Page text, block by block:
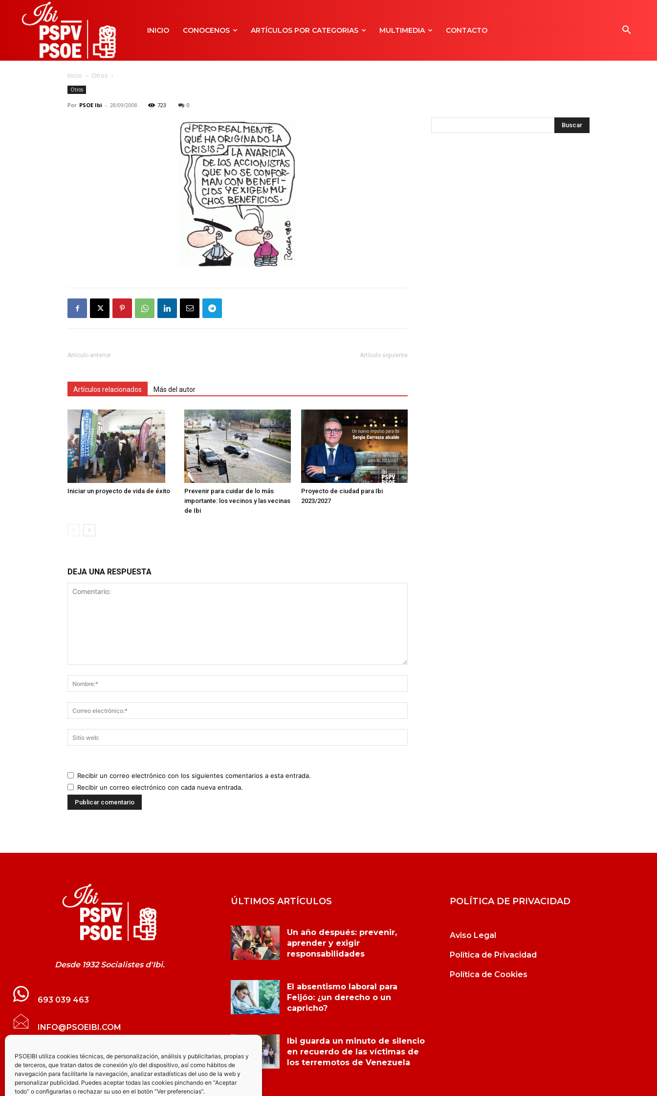
PSOEIBI utiliza cookies técnicas, de personalización, análisis y publicitarias, propias y
de terceros, que tratan datos de conexión y/o del dispositivo, así como hábitos de
navegación para facilitarle la navegación, analizar estadísticas del uso de la web y
personalizar publicidad. Puedes aceptar todas las cookies pinchando en “Aceptar
todo” o configurarlas o rechazar su uso en el botón “Ver preferencias”.
INICIO CONOCENOS ARTÍCULOS POR CATEGORIAS MULTIMEDIA CONTACTO
Inicio Otros
Otros
Por PSOE Ibi - 28/09/2008 723 0
Artículo anterior Artículo siguiente
Artículos relacionados Más del autor
Iniciar un proyecto de vida de éxito
Prevenir para cuidar de lo más
importante: los vecinos y las vecinas
de Ibi
Proyecto de ciudad para Ibi
2023/2027
DEJA UNA RESPUESTA
Recibir un correo electrónico con los siguientes comentarios a esta entrada.
Recibir un correo electrónico con cada nueva entrada.
Desde 1932 Socialistes d'Ibi.
693 039 463
INFO@PSOEIBI.COM
GRUPO MUNICIPAL SOCIALISTA DE IBI C/
LES ERES, 48 – 3º - DESPACHO PSOE
ÚLTIMOS ARTÍCULOS
Un año después: prevenir,
aprender y exigir
responsabilidades
El absentismo laboral para
Feijóo: ¿un derecho o un
capricho?
Ibi guarda un minuto de silencio
en recuerdo de las víctimas de
los terremotos de Venezuela
POLÍTICA DE PRIVACIDAD
Aviso Legal
Política de Privacidad
Política de Cookies